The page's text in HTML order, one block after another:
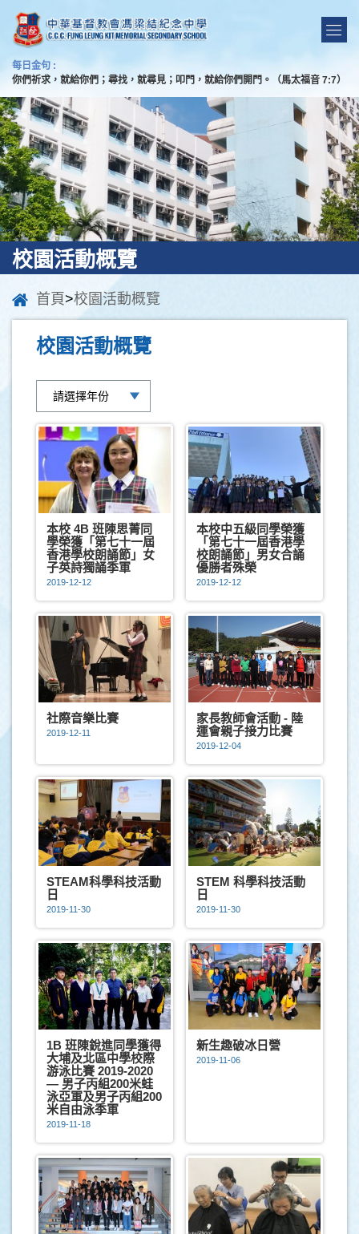
每日金句 :
你們祈求，就給你們；尋找，就尋見；叩門，就給你們開門。（馬太福音 7:7）
校園活動概覽
首頁>校園活動概覽
校園活動概覽
本校 4B 班陳思菁同
學榮獲「第七十一屆
香港學校朗誦節」女
子英詩獨誦季軍
2019-12-12
本校中五級同學榮獲
「第七十一屆香港學
校朗誦節」男女合誦
優勝者殊榮
2019-12-12
社際音樂比賽
2019-12-11
家長教師會活動 - 陸
運會親子接力比賽
2019-12-04
STEAM科學科技活動
日
2019-11-30
STEM 科學科技活動
日
2019-11-30
1B 班陳銳進同學獲得
大埔及北區中學校際
游泳比賽 2019-2020
— 男子丙組200米蛙
泳亞軍及男子丙組200
米自由泳季軍
2019-11-18
新生趣破冰日營
2019-11-06